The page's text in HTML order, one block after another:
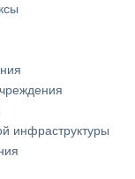
инфраструктуры